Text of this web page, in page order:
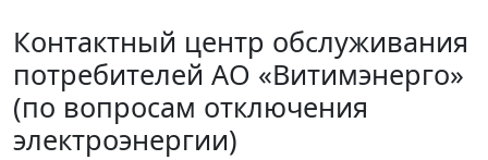
Контактный центр обслуживания
потребителей АО «Витимэнерго»
(по вопросам отключения
электроэнергии)